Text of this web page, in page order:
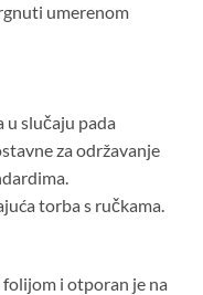
umerenom
u slučaju pada
za održavanje
torba s ručkama.
i otporan je na